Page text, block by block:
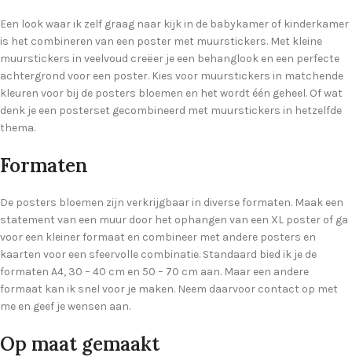
Een look waar ik zelf graag naar kijk in de babykamer of kinderkamer
is het combineren van een poster met muurstickers. Met kleine
muurstickers in veelvoud creëer je een behanglook en een perfecte
achtergrond voor een poster. Kies voor muurstickers in matchende
kleuren voor bij de posters bloemen en het wordt één geheel. Of wat
denk je een posterset gecombineerd met muurstickers in hetzelfde
thema.
Formaten
De posters bloemen zijn verkrijgbaar in diverse formaten. Maak een
statement van een muur door het ophangen van een XL poster of ga
voor een kleiner formaat en combineer met andere posters en
kaarten voor een sfeervolle combinatie. Standaard bied ik je de
formaten A4, 30 – 40 cm en 50 – 70 cm aan. Maar een andere
formaat kan ik snel voor je maken. Neem daarvoor contact op met
me en geef je wensen aan.
Op maat gemaakt